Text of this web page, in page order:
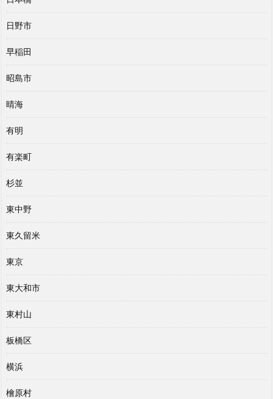
日野市
早稲田
昭島市
晴海
有明
有楽町
杉並
東中野
東久留米
東京
東大和市
東村山
板橋区
横浜
檜原村